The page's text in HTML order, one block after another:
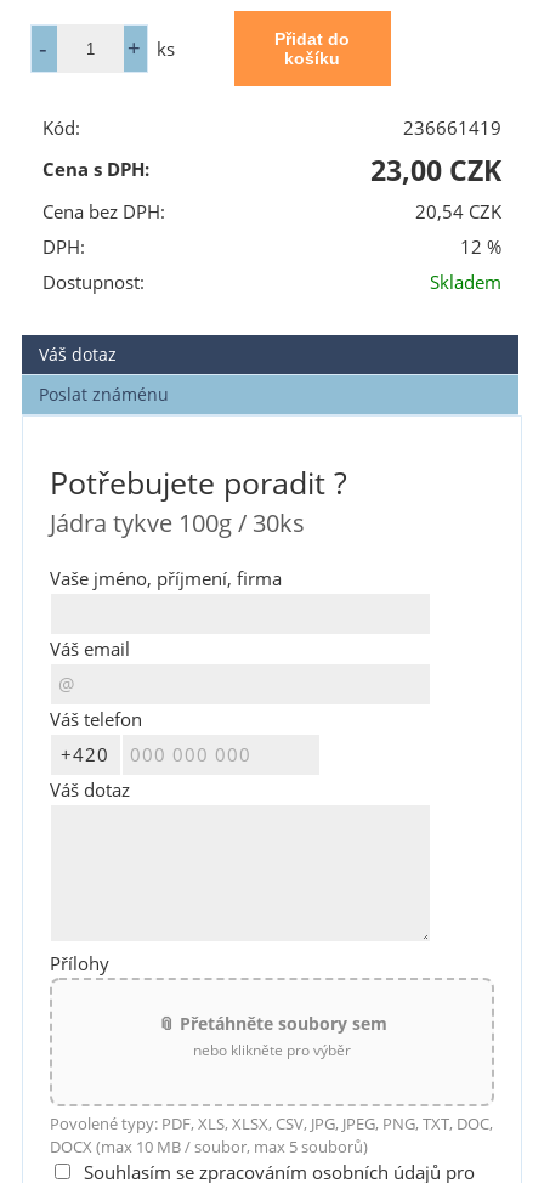
ks
Kód:
236661419
Cena s DPH:
23,00 CZK
Cena bez DPH:
20,54 CZK
DPH:
12 %
Dostupnost:
Skladem
Váš dotaz
Poslat známénu
Potřebujete poradit ?
Jádra tykve 100g / 30ks
Vaše jméno, příjmení, firma
Váš email
Váš telefon
Váš dotaz
Přílohy
📎 Přetáhněte soubory sem
nebo klikněte pro výběr
Povolené typy: PDF, XLS, XLSX, CSV, JPG, JPEG, PNG, TXT, DOC,
DOCX (max 10 MB / soubor, max 5 souborů)
Souhlasím se zpracováním osobních údajů pro